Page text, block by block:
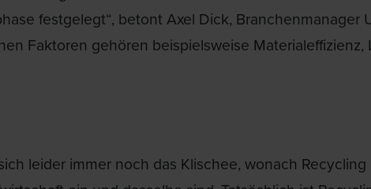
festgelegt“, betont Axel Dick, Branchenmanager
Faktoren gehören beispielsweise
leider immer noch das Klischee, wonach Recycling